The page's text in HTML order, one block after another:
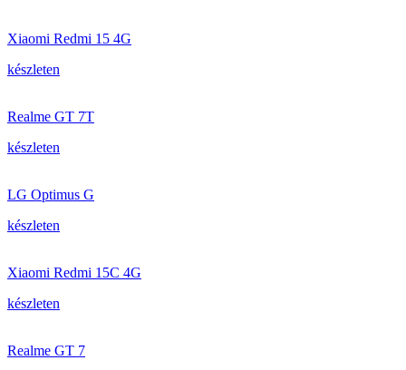
Xiaomi Redmi 15 4G
készleten
Realme GT 7T
készleten
LG Optimus G
készleten
Xiaomi Redmi 15C 4G
készleten
Realme GT 7